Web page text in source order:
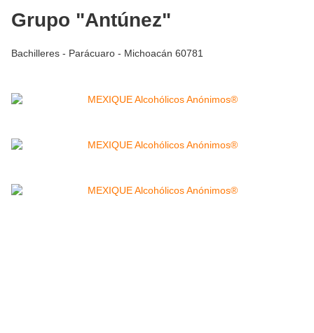
Grupo "Antúnez"
Bachilleres - Parácuaro - Michoacán 60781